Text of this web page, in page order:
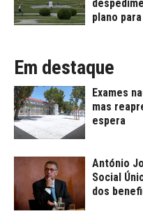
plano
Em destaque
Exames
mas
espera
António
Social
dos